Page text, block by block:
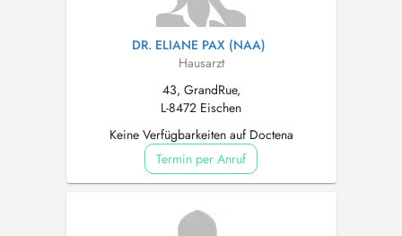
DR. ELIANE PAX (NAA)
Hausarzt
43, GrandRue,
L-8472 Eischen
Keine Verfügbarkeiten auf Doctena
Termin per Anruf